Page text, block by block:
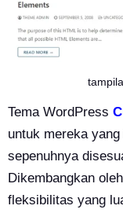
Tema WordPress
untuk mereka
sepenuhnya
Dikembangkan
fleksibilitas yang